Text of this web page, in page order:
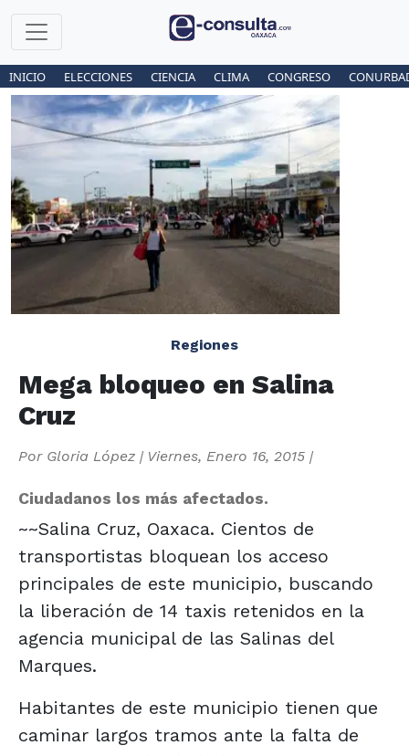
INICIO ELECCIONES CIENCIA CLIMA CONGRESO
Regiones
Mega bloqueo en Salina
Cruz
Por Gloria López | Viernes, Enero 16, 2015 |
Ciudadanos los más afectados.
~~Salina Cruz, Oaxaca. Cientos de
transportistas bloquean los acceso
principales de este municipio, buscando
la liberación de 14 taxis retenidos en la
agencia municipal de las Salinas del
Marques.
Habitantes de este municipio tienen que
caminar largos tramos ante la falta de